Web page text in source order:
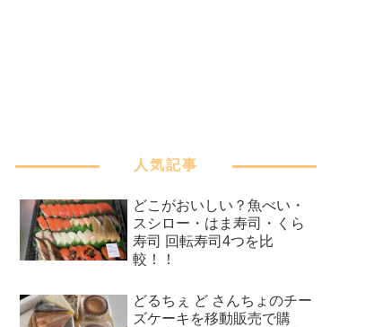
人気記事
どこがおいしい？魚べい・
スシロー・はま寿司・くら
寿司 回転寿司4つを比
較！！
どるちぇ ど さんちょのチー
ズケーキを移動販売で購